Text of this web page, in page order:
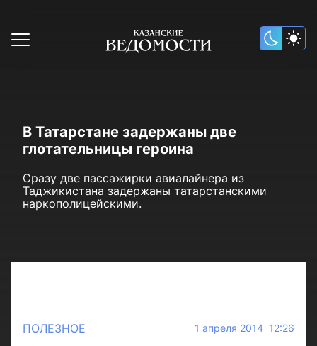
В Татарстане задержаны две
глотательницы героина
Сразу две пассажирки авиалайнера из
Таджикистана задержаны татарстанскими
наркополицейскими.
ПОЛЕЗНОЕ 1 апреля 2014 12:26